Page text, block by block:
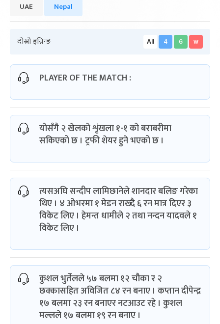
UAE Nepal
दोस्रो इन्निन्ङ All 4 6 w
PLAYER OF THE MATCH :
योसँगै २ खेलको शृंखला १-१ को बराबरीमा
सकिएको छ । ट्रफी शेयर हुने भएको छ ।
त्यसअघि सन्दीप लामिछानेले शानदार बलिङ गरेका
थिए । ४ ओभरमा १ मेडन राख्दै ६ रन मात्र दिएर ३
विकेट लिए । हेमन्त धामीले २ तथा नन्दन यादवले १
विकेट लिए ।
कुशल भुर्तेलले ५७ बलमा १२ चौका र २
छक्कासहित अविजित ८४ रन बनाए । कप्तान दीपेन्द्र
१७ बलमा २३ रन बनाएर नटआउट रहे । कुशल
मल्लले १७ बलमा १९ रन बनाए ।